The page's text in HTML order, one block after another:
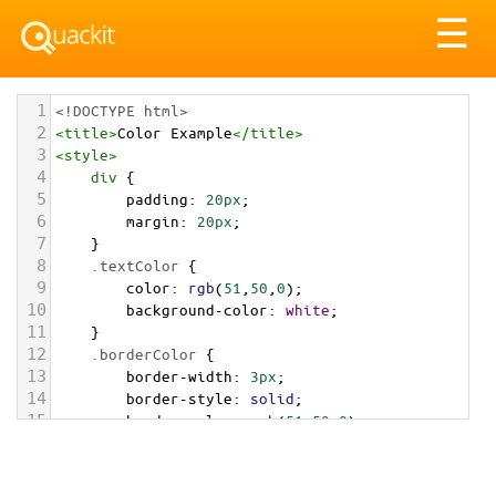
☰
1 <!DOCTYPE html>
2 <title>Color Example</title>
3 <style>
4 div {
5 padding: 20px;
6 margin: 20px;
7 }
8 .textColor {
9 color: rgb(51 50 0);
10 background-color: white;
11 }
12 .borderColor {
13 border-width: 3px;
14 border-style: solid;
15 border-color: rgb(51,50,0);